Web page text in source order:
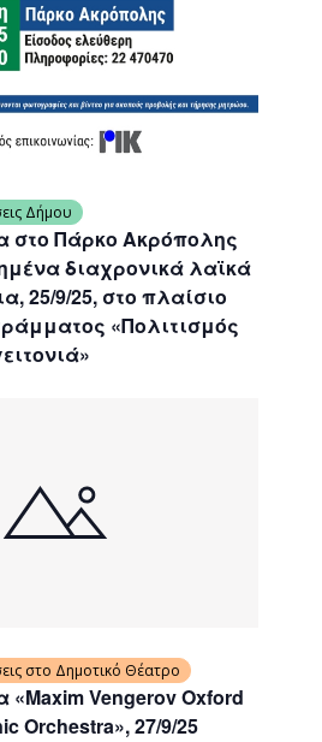
στο Πάρκο Ακρόπολης
διαχρονικά λαϊκά
25/9/25, στο πλαίσιο
«Πολιτισμός
Δήμου
«Maxim Vengerov Oxford
Orchestra», 27/9/25
στο Δημοτικό Θέατρο